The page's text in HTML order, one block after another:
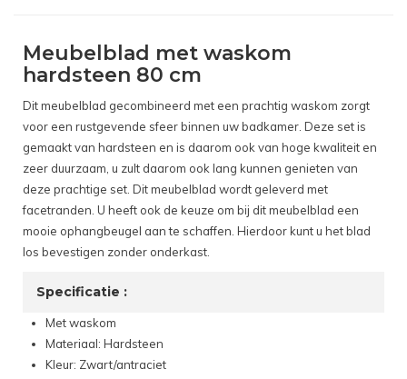
Meubelblad met waskom
hardsteen 80 cm
Dit meubelblad gecombineerd met een prachtig waskom zorgt
voor een rustgevende sfeer binnen uw badkamer. Deze set is
gemaakt van hardsteen en is daarom ook van hoge kwaliteit en
zeer duurzaam, u zult daarom ook lang kunnen genieten van
deze prachtige set. Dit meubelblad wordt geleverd met
facetranden. U heeft ook de keuze om bij dit meubelblad een
mooie ophangbeugel aan te schaffen. Hierdoor kunt u het blad
los bevestigen zonder onderkast.
Specificatie :
Met waskom
Materiaal: Hardsteen
Kleur: Zwart/antraciet